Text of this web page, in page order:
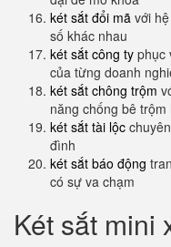
két sắt đổi mã với
số khác nhau
két sắt công ty phục
của từng doanh
két sắt chông trộm
năng chống bê trộm
két sắt tài lộc
đình
két sắt báo động
có sự va chạm
Két sắt mini